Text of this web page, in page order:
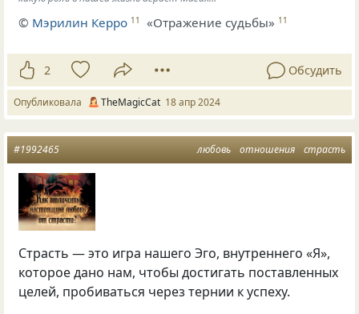
© Мэрилин Керро 11 «Отражение судьбы» 11
2 Обсудить
Опубликовала TheMagicCat 18 апр 2024
любовь отношения страсть
#1992465
Страсть — это игра нашего Эго, внутреннего «Я»,
которое дано нам, чтобы достигать поставленных
целей, пробиваться через тернии к успеху.